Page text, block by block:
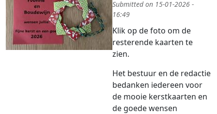
Submitted on 15-01-2026 -
16:49
Klik op de foto om de
resterende kaarten te
zien.
Het bestuur en de redactie
bedanken iedereen voor
de mooie kerstkaarten en
de goede wensen